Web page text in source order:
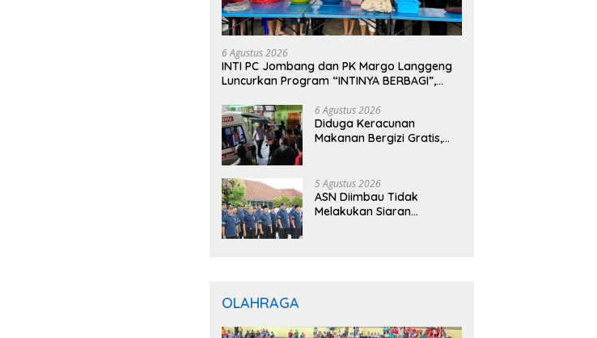
6 Agustus 2026
INTI PC Jombang dan PK Margo Langgeng
Luncurkan Program “INTINYA BERBAGI”,
Masyarakat
6 Agustus 2026
Diduga Keracunan
Makanan Bergizi Gratis,
Perawatan
5 Agustus 2026
ASN Diimbau Tidak
Melakukan Siaran
OLAHRAGA